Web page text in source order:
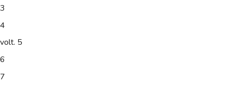
3
4
volt. 5
6
7